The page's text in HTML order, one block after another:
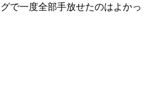
で一度全部手放せたのはよかっ